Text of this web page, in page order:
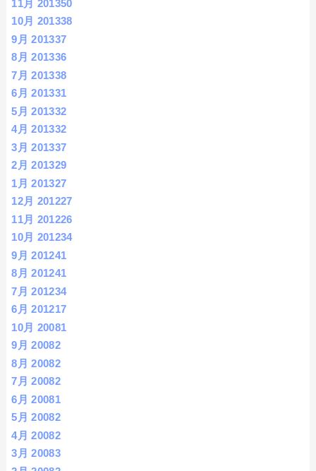
11月 201350
10月 201338
9月 201337
8月 201336
7月 201338
6月 201331
5月 201332
4月 201332
3月 201337
2月 201329
1月 201327
12月 201227
11月 201226
10月 201234
9月 201241
8月 201241
7月 201234
6月 201217
10月 20081
9月 20082
8月 20082
7月 20082
6月 20081
5月 20082
4月 20082
3月 20083